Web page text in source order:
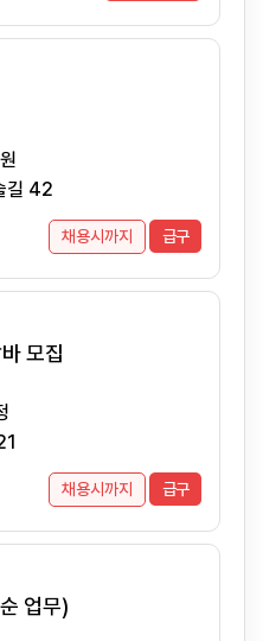
원
길 42
채용시까지 급구
모집
채용시까지 급구
업무)